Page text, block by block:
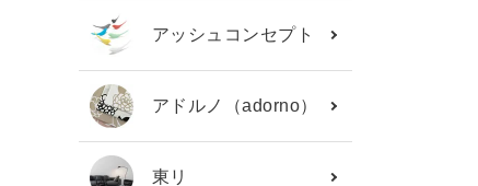
アッシュコンセプト
アドルノ（adorno）
東リ